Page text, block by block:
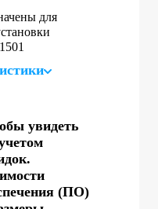
для
увидеть
(ПО)